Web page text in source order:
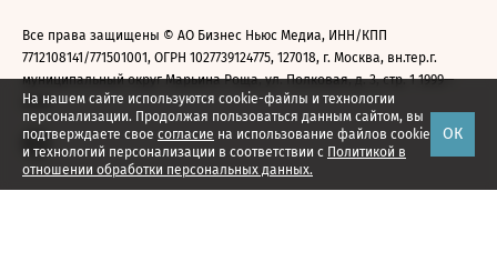
На нашем сайте используются cookie-файлы и технологии
персонализации. Продолжая пользоваться данным сайтом, вы
подтверждаете свое согласие на использование файлов cookie
и технологий персонализации в соответствии с Политикой в
отношении обработки персональных данных.
ОК
Все права защищены © АО Бизнес Ньюс Медиа, ИНН/КПП
7712108141/771501001, ОГРН 1027739124775, 127018, г. Москва, вн.тер.г.
муниципальный округ Марьина Роща, ул. Полковая, д. 3, стр. 1 1999—
2026